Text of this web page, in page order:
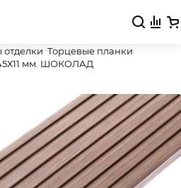
Торцевые планки
мм. ШОКОЛАД